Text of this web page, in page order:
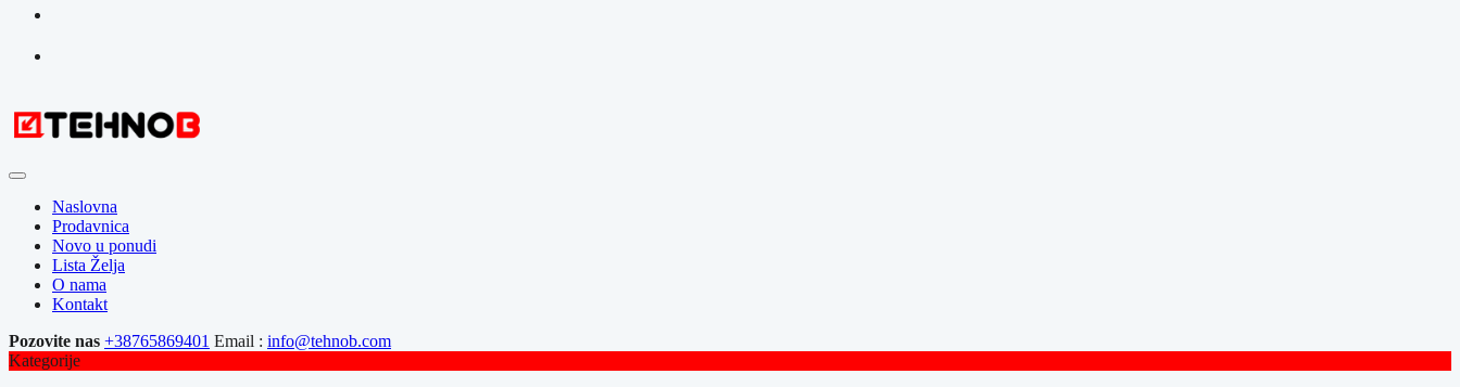
Naslovna
Prodavnica
Novo u ponudi
Lista Želja
O nama
Kontakt
Pozovite nas +38765869401 Email : info@tehnob.com
Kategorije